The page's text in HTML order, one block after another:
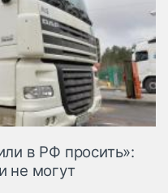
в РФ просить»:
не могут